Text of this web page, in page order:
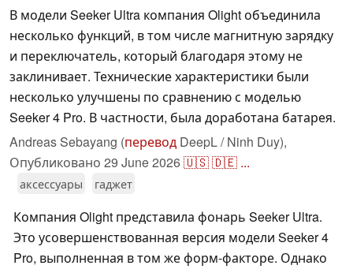
В модели Seeker Ultra компания Olight объединила
несколько функций, в том числе магнитную зарядку
и переключатель, который благодаря этому не
заклинивает. Технические характеристики были
несколько улучшены по сравнению с моделью
Seeker 4 Pro. В частности, была доработана батарея.
Andreas Sebayang (перевод DeepL / Ninh Duy),
Опубликовано 29 June 2026🇺🇸🇩🇪 ...
аксессуары гаджет
Компания Olight представила фонарь Seeker Ultra.
Это усовершенствованная версия модели Seeker 4
Pro, выполненная в том же форм-факторе. Однако